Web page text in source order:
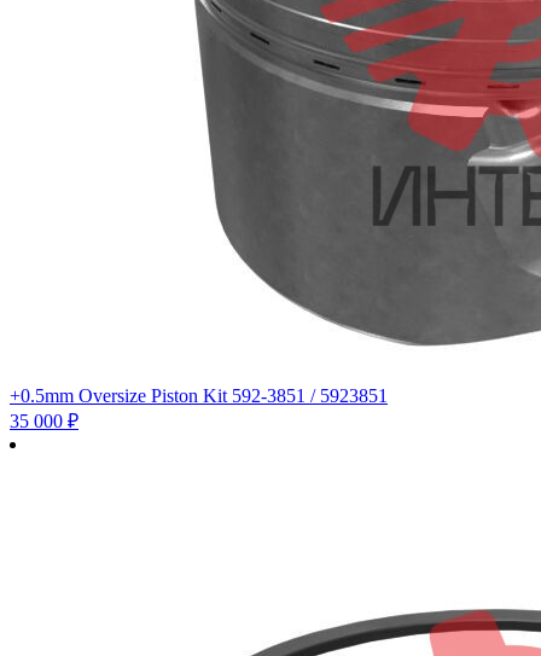
+0.5mm Oversize Piston Kit 592-3851 / 5923851
35 000 ₽